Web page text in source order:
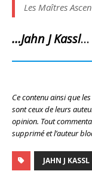
Les Maîtres
…Jahn J Kassl…
Ce contenu ainsi que
sont ceux de leurs
opinion. Tout
supprimé et l’auteur
JAHN J KASSL